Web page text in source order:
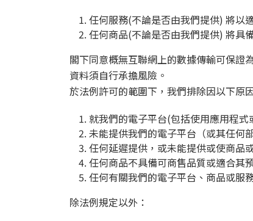
任何服務(不論是否由我們提供) 將以
任何商品(不論是否由我們提供) 將具
閣下同意概無互聯網上的數據傳輸可保證
資料須自行承擔風險。
於法例許可的範圍下，我們排除因以下原
就我們的電子平台(包括使用應用程
未能提供我們的電子平台（或其任何
任何延遲提供，或未能提供或使商品
任何商品不具備可商售品質或適合其
任何有關我們的電子平台、商品或服
除法例規定以外：